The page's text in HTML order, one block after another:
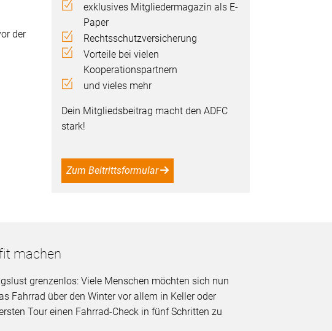
exklusives Mitgliedermagazin als E-
Paper
Rechtsschutzversicherung
Vorteile bei vielen
Kooperationspartnern
und vieles mehr
Dein Mitgliedsbeitrag macht den ADFC
stark!
Zum Beitrittsformular
der
machen
grenzenlos: Viele Menschen möchten sich nun
Fahrrad über den Winter vor allem in Keller oder
Tour einen Fahrrad-Check in fünf Schritten zu